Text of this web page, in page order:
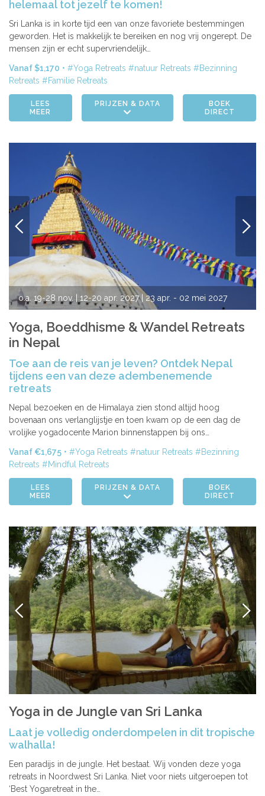
helemaal tot jezelf te komen!
Sri Lanka is in korte tijd een van onze favoriete bestemmingen
geworden. Het is makkelijk te bereiken en nog vrij ongerept. De
mensen zijn er echt supervriendelijk…
Vanaf $1,170 Yoga Retreats natuur Retreats
Bezinning
Retreats
Familie Retreats
LEES
MEER
PRIJZEN & DATA
BOEK
DIRECT
VORIGE
o.a. 19-28 nov. | 12-20 apr. 2027| 23 apr. - 02 mei 2027
| 22-30 okt. 2027 | 03-12 nov. 2027
Yoga, Boeddhisme & Wandel Retreats
in Nepal
Toe aan de reis van je leven? Ontdek Nepal
tijdens een van deze adembenemende
retreats
Nepal bezoeken en de Himalaya zien stond altijd hoog
bovenaan ons verlanglijstje en toen kwam op de een dag de
vrolijke yogadocente Marion binnenstappen bij ons…
Vanaf €1,675 Yoga Retreats natuur Retreats
Bezinning
Retreats
Mindful Retreats
LEES
MEER
PRIJZEN & DATA
BOEK
DIRECT
VORIGE
Yoga in de Jungle van Sri Lanka
Laat je volledig onderdompelen in dit tropische
walhalla!
Een paradijs in de jungle. Het bestaat. Wij vonden deze yoga
retreats in Noordwest Sri Lanka. Niet voor niets uitgeroepen tot
‘Best Yogaretreat in the…